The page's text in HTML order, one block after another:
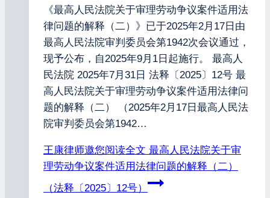
《最高人民法院关于审理劳动争议案件适用法
律问题的解释（二）》已于2025年2月17日由
最高人民法院审判委员会第1942次会议通过，
现予公布，自2025年9月1日起施行。 最高人
民法院 2025年7月31日 法释〔2025〕12号 最
高人民法院关于审理劳动争议案件适用法律问
题的解释（二） （2025年2月17日最高人民法
院审判委员会第1942…
王康律师邀您阅读全文 最高人民法院关于审
理劳动争议案件适用法律问题的解释（二）
（法释〔2025〕12号）